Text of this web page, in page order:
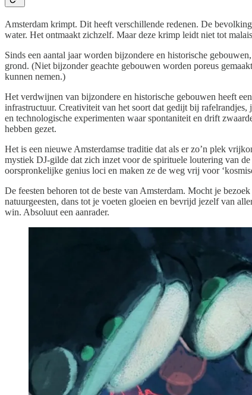
Amsterdam krimpt. Dit heeft verschillende redenen. De
water. Het ontmaakt zichzelf. Maar deze krimp leidt niet tot
Sinds een aantal jaar worden bijzondere en historische
grond. (Niet bijzonder geachte gebouwen worden poreus
kunnen nemen.)
Het verdwijnen van bijzondere en historische gebouwen heeft
infrastructuur. Creativiteit van het soort dat gedijt bij
en technologische experimenten waar spontaniteit en drift
hebben gezet.
Het is een nieuwe Amsterdamse traditie dat als er zo’n plek
mystiek DJ-gilde dat zich inzet voor de spirituele loutering van
oorspronkelijke genius loci en maken ze de weg vrij voor
De feesten behoren tot de beste van Amsterdam. Mocht je
natuurgeesten, dans tot je voeten gloeien en bevrijd jezelf van
win. Absoluut een aanrader.